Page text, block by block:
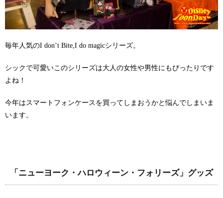
毎年人気のI don’t Bite,I do magicシリーズ。
シックで可愛いこのシリーズは大人の女性や男性にもぴったりです
よね！
今年はスマートフォンケースを買ってしまおうかと悩んでしまいま
います。
「ニューヨーク・ハロウィーン・フォリーズ」グッズ